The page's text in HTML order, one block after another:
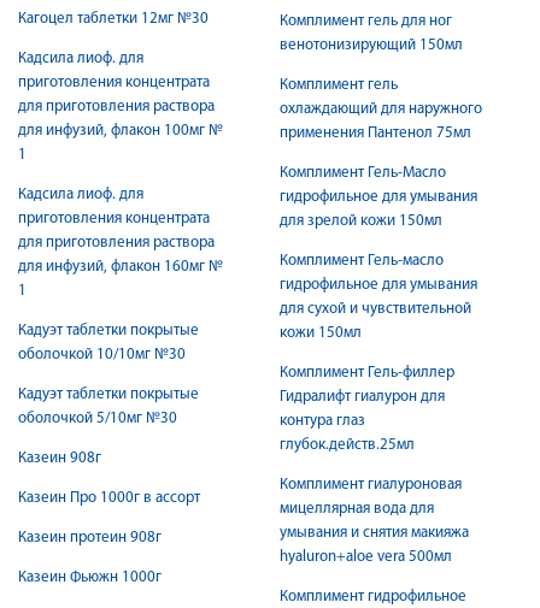
Кагоцел таблетки 12мг №30
Кадсила лиоф. для
приготовления концентрата
для приготовления раствора
для инфузий, флакон 100мг №
1
Кадсила лиоф. для
приготовления концентрата
для приготовления раствора
для инфузий, флакон 160мг №
1
Кадуэт таблетки покрытые
оболочкой 10/10мг №30
Кадуэт таблетки покрытые
оболочкой 5/10мг №30
Казеин 908г
Казеин Про 1000г в ассорт
Казеин протеин 908г
Казеин Фьюжн 1000г
Комплимент гель для ног
венотонизирующий 150мл
Комплимент гель
охлаждающий для наружного
применения Пантенол 75мл
Комплимент Гель-Масло
гидрофильное для умывания
для зрелой кожи 150мл
Комплимент Гель-масло
гидрофильное для умывания
для сухой и чувствительной
кожи 150мл
Комплимент Гель-филлер
Гидралифт гиалурон для
контура глаз
глубок.действ.25мл
Комплимент гиалуроновая
мицеллярная вода для
умывания и снятия макияжа
hyaluron+aloe vera 500мл
Комплимент гидрофильное